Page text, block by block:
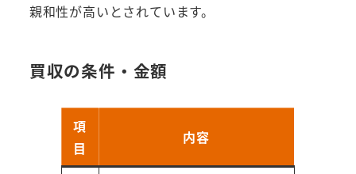
親和性が高いとされています。
買収の条件・金額
項
目
内容